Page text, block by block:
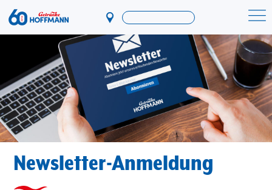
Direkt
zum
Inhalt
Startseite Getränke Hoffmann
Newsletter-Anmeldung